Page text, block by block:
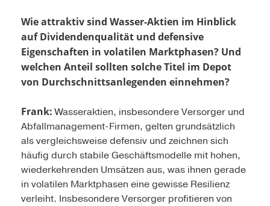
Wie attraktiv sind Wasser-Aktien im Hinblick
auf Dividendenqualität und defensive
Eigenschaften in volatilen Marktphasen? Und
welchen Anteil sollten solche Titel im Depot
von Durchschnittsanlegenden einnehmen?
Frank:Wasseraktien, insbesondere Versorger und
Abfallmanagement-Firmen, gelten grundsätzlich
als vergleichsweise defensiv und zeichnen sich
häufig durch stabile Geschäftsmodelle mit hohen,
wiederkehrenden Umsätzen aus, was ihnen gerade
in volatilen Marktphasen eine gewisse Resilienz
verleiht. Insbesondere Versorger profitieren von